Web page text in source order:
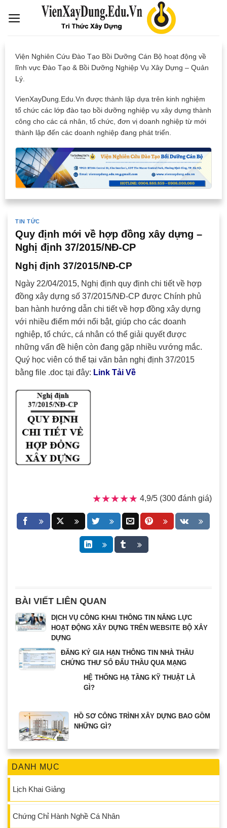
Viện Nghiên Cứu Đào Tạo Bồi Dưỡng Cán Bộ hoạt động về
lĩnh vực Đào Tạo & Bồi Dưỡng Nghiệp Vụ Xây Dựng – Quản
Lý.
VienXayDung.Edu.Vn được thành lập dựa trên kinh nghiệm
tổ chức các lớp đào tạo bồi dưỡng nghiệp vụ xây dựng thành
công cho các cá nhân, tổ chức, đơn vị doanh nghiệp từ mới
thành lập đến các doanh nghiệp đang phát triển.
DANH MỤC
Lịch Khai Giảng
Chứng Chỉ Hành Nghề Cá Nhân
TIN TỨC
Quy định mới về hợp đồng xây dựng –
Nghị định 37/2015/NĐ-CP
Nghị định 37/2015/NĐ-CP
Ngày 22/04/2015, Nghị định quy định chi tiết về hợp
đồng xây dựng số 37/2015/NĐ-CP được Chính phủ
ban hành hướng dẫn chi tiết về hợp đồng xây dựng
với nhiều điểm mới nổi bật, giúp cho các doanh
nghiệp, tổ chức, cá nhân có thể giải quyết được
những vấn đề hiện còn đang gặp nhiều vướng mắc.
Quý học viên có thể tại văn bản nghị định 37/2015
bằng file .doc tại đây: Link Tải Về
★★★★★
★★★★★ 4,9/5 (300 đánh giá)
BÀI VIẾT LIÊN QUAN
DỊCH VỤ CÔNG KHAI THÔNG TIN NĂNG LỰC
HOẠT ĐỘNG XÂY DỰNG TRÊN WEBSITE BỘ XÂY
DỰNG
ĐĂNG KÝ GIA HẠN THÔNG TIN NHÀ THẦU
CHỨNG THƯ SỐ ĐẤU THẦU QUA MẠNG
HỆ THỐNG HẠ TẦNG KỸ THUẬT LÀ
GÌ?
HỒ SƠ CÔNG TRÌNH XÂY DỰNG BAO GỒM
NHỮNG GÌ?